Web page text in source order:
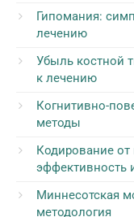
Гипомания:
лечению
Убыль костной
к лечению
Когнитивно-
методы
Кодирование
эффективность
Миннесотская
методология